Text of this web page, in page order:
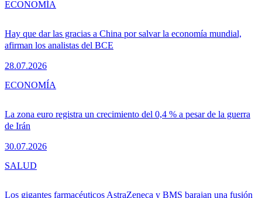
Hay que dar las gracias a China por salvar la economía mundial,
afirman los analistas del BCE
28.07.2026
ECONOMÍA
La zona euro registra un crecimiento del 0,4 % a pesar de la guerra
de Irán
30.07.2026
ECONOMÍA
Los gigantes farmacéuticos AstraZeneca y BMS barajan una fusión
SALUD